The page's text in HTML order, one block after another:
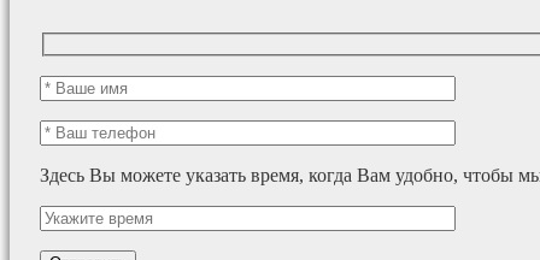
Здесь Вы можете указать время, когда Вам удобно, чтобы